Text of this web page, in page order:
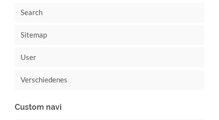
Search
Sitemap
User
Verschiedenes
Custom navi